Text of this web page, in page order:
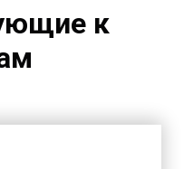
к